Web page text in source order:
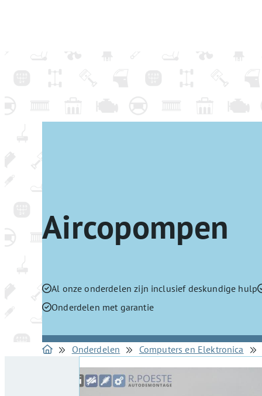
Aircopompen
Al onze onderdelen zijn inclusief deskundige hulp
Onderdelen met garantie
Onderdelen Computers en Elektronica